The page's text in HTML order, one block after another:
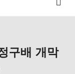
구배 개막